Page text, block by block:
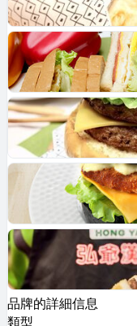
品牌的詳細信息
類型